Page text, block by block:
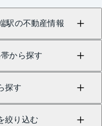
駅の不動産情報
から探す
探す
絞り込む